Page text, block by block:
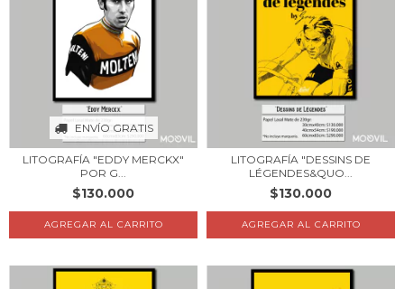
ENVÍO GRATIS
LITOGRAFÍA "EDDY MERCKX"
POR G...
$130.000
AGREGAR AL CARRITO
LITOGRAFÍA "DESSINS DE
LÉGENDES&QUO...
$130.000
AGREGAR AL CARRITO